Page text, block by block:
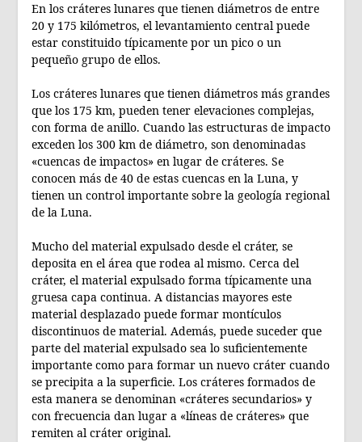
En los cráteres lunares que tienen diámetros de entre
20 y 175 kilómetros, el levantamiento central puede
estar constituido típicamente por un pico o un
pequeño grupo de ellos.
Los cráteres lunares que tienen diámetros más grandes
que los 175 km, pueden tener elevaciones complejas,
con forma de anillo. Cuando las estructuras de impacto
exceden los 300 km de diámetro, son denominadas
«cuencas de impactos» en lugar de cráteres. Se
conocen más de 40 de estas cuencas en la Luna, y
tienen un control importante sobre la geología regional
de la Luna.
Mucho del material expulsado desde el cráter, se
deposita en el área que rodea al mismo. Cerca del
cráter, el material expulsado forma típicamente una
gruesa capa continua. A distancias mayores este
material desplazado puede formar montículos
discontinuos de material. Además, puede suceder que
parte del material expulsado sea lo suficientemente
importante como para formar un nuevo cráter cuando
se precipita a la superficie. Los cráteres formados de
esta manera se denominan «cráteres secundarios» y
con frecuencia dan lugar a «líneas de cráteres» que
remiten al cráter original.